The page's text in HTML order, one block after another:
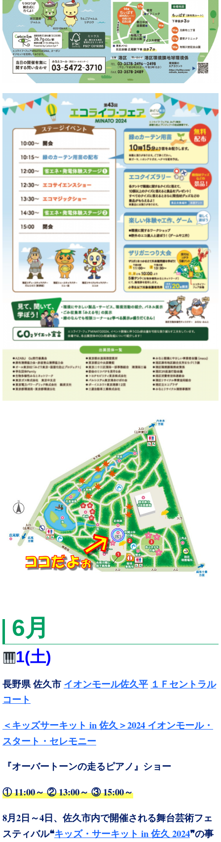
6月
1(土)
長野県 佐久市 イオンモール佐久平 １Ｆセントラル
コート
＜キッズサーキット in 佐久＞2024 イオンモール・
スタート・セレモニー
『オーバートーンの走るピアノ』ショー
① 11:00～ ② 13:00～ ③ 15:00～
8月 2 日～4 日、佐久市内で開催される舞台芸術フェ
スティバル❝キッズ・サーキット in 佐久 2024❞の事